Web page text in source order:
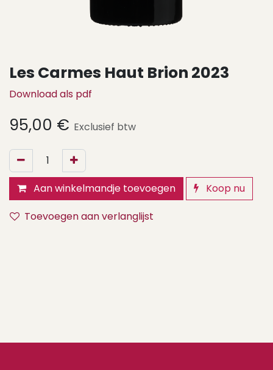
Les Carmes Haut Brion 2023
Download als pdf
95,00 € Exclusief btw
Aan winkelmandje toevoegen
Koop nu
Toevoegen aan verlanglijst